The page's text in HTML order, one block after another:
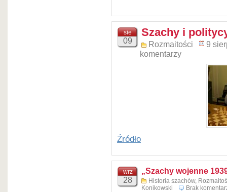
Awerbach – Keres,
kwiatów, ozdób, figur
słowem. „Ori” znaczy
sie
09
Szachy i
Rozmaitości
9
komentarzy
Źródło
wrz
28
„Szachy wojenne
Historia szachów,
Konikowski
Brak